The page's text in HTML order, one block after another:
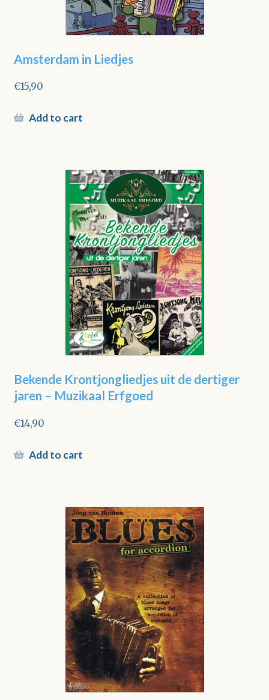
Amsterdam in Liedjes
€15,90
Add to cart
Bekende Krontjongliedjes uit de dertiger
jaren – Muzikaal Erfgoed
€14,90
Add to cart